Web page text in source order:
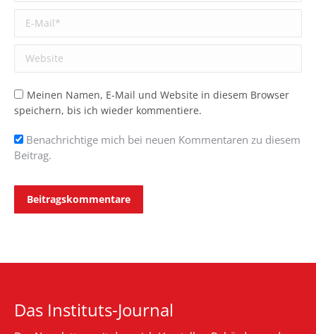
E-Mail *
Website
Meinen Namen, E-Mail und Website in diesem Browser
speichern, bis ich wieder kommentiere.
Benachrichtige mich bei neuen Kommentaren zu diesem
Beitrag.
Beitragskommentare
Das Instituts-Journal